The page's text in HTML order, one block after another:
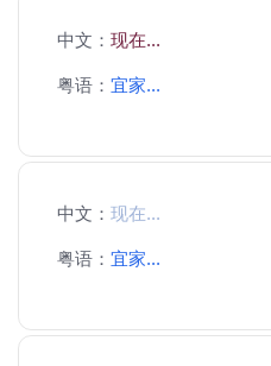
中文： 现在...
粤语： 宜家...
中文： 现在...
粤语： 宜家...